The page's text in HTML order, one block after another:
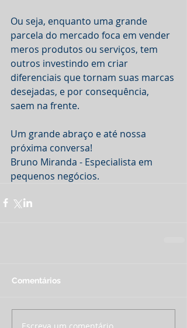
Ou seja, enquanto uma grande
parcela do mercado foca em vender
meros produtos ou serviços, tem
outros investindo em criar
diferenciais que tornam suas marcas
desejadas, e por consequência,
saem na frente.
Um grande abraço e até nossa
próxima conversa!
Bruno Miranda - Especialista em
pequenos negócios.
Comentários